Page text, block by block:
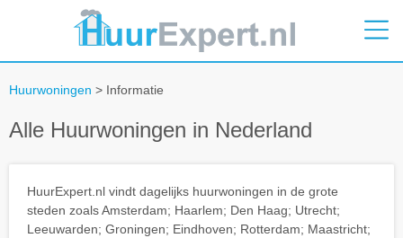
Huurwoningen > Informatie
Alle Huurwoningen in Nederland
HuurExpert.nl vindt dagelijks huurwoningen in de grote
steden zoals Amsterdam; Haarlem; Den Haag; Utrecht;
Leeuwarden; Groningen; Eindhoven; Rotterdam; Maastricht;